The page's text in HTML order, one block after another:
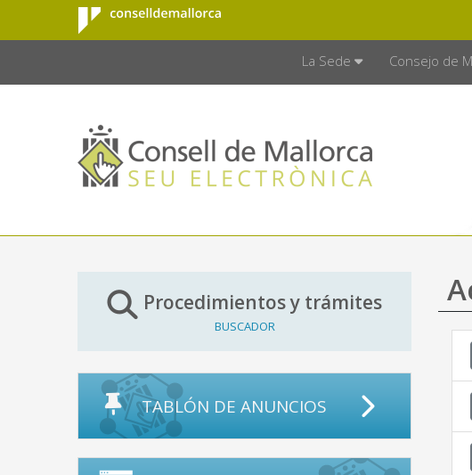
Saltar al contenido principal
Consell de
Mallorca
La Sede Consejo de
Procedimientos y trámites
BUSCADOR
TABLÓN DE ANUNCIOS